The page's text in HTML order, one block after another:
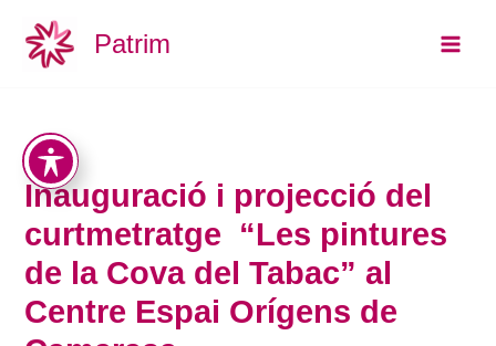
contenu
Patrim
Inauguració i projecció del
curtmetratge “Les pintures
de la Cova del Tabac” al
Centre Espai Orígens de